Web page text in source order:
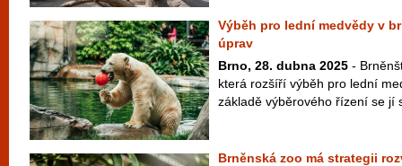
Výběh pro lední medvědy v
úprav
Brno, 28. dubna 2025 -
která rozšíří výběh pro lední
základě výběrového řízení se jí
Brněnská zoo má strategii